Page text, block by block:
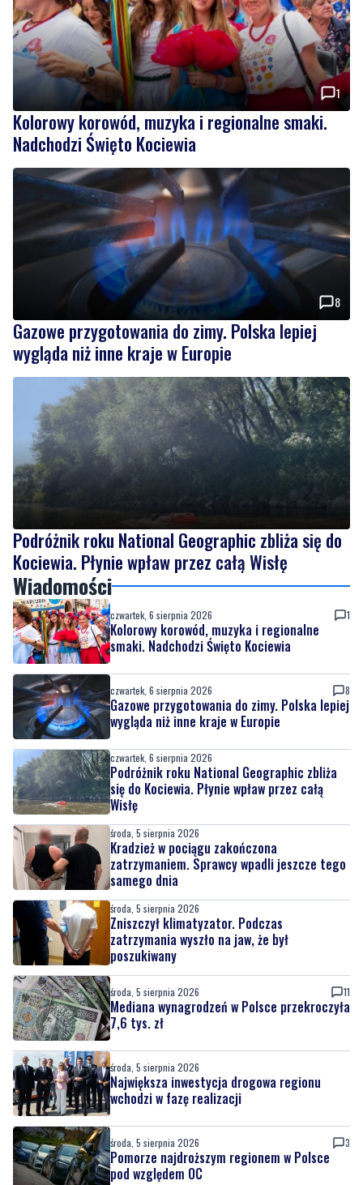
1
Kolorowy korowód, muzyka i regionalne smaki.
Nadchodzi Święto Kociewia
8
Gazowe przygotowania do zimy. Polska lepiej
wygląda niż inne kraje w Europie
Podróżnik roku National Geographic zbliża się do
Kociewia. Płynie wpław przez całą Wisłę
Wiadomości
czwartek, 6 sierpnia 2026 1
Kolorowy korowód, muzyka i regionalne
smaki. Nadchodzi Święto Kociewia
czwartek, 6 sierpnia 2026 8
Gazowe przygotowania do zimy. Polska lepiej
wygląda niż inne kraje w Europie
czwartek, 6 sierpnia 2026
Podróżnik roku National Geographic zbliża
się do Kociewia. Płynie wpław przez całą
Wisłę
środa, 5 sierpnia 2026
Kradzież w pociągu zakończona
zatrzymaniem. Sprawcy wpadli jeszcze tego
samego dnia
środa, 5 sierpnia 2026
Zniszczył klimatyzator. Podczas
zatrzymania wyszło na jaw, że był
poszukiwany
środa, 5 sierpnia 2026 11
Mediana wynagrodzeń w Polsce przekroczyła
7,6 tys. zł
środa, 5 sierpnia 2026
Największa inwestycja drogowa regionu
wchodzi w fazę realizacji
środa, 5 sierpnia 2026 3
Pomorze najdroższym regionem w Polsce
pod względem OC